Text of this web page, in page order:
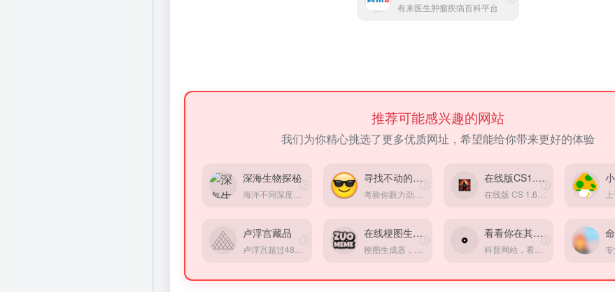
有来医生肿瘤疾病百科平台
推荐可能感兴趣的网站
我们为你精心挑选了更多优质网址，希望能给你带来更好的体验
深海生物探秘 寻找不动的表情 在线版CS1.6游戏
在线版 CS 1.6 游戏，不用注册登录
卢浮宫藏品 在线梗图生成器 看看你在其它星球的岁数